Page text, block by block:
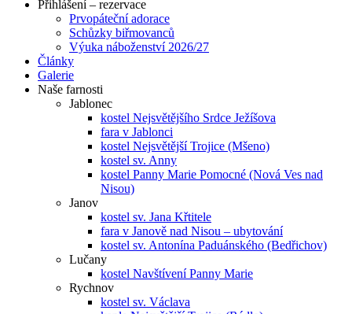
Přihlášení – rezervace
Prvopáteční adorace
Schůzky biřmovanců
Výuka náboženství 2026/27
Články
Galerie
Naše farnosti
Jablonec
kostel Nejsvětějšího Srdce Ježíšova
fara v Jablonci
kostel Nejsvětější Trojice (Mšeno)
kostel sv. Anny
kostel Panny Marie Pomocné (Nová Ves nad
Nisou)
Janov
kostel sv. Jana Křtitele
fara v Janově nad Nisou – ubytování
kostel sv. Antonína Paduánského (Bedřichov)
Lučany
kostel Navštívení Panny Marie
Rychnov
kostel sv. Václava